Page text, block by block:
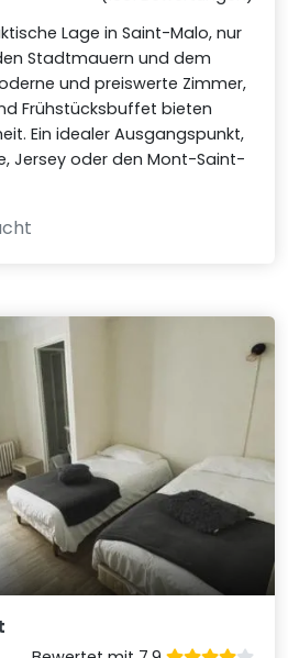
Lage in Saint-Malo, nur
Stadtmauern und dem
und preiswerte Zimmer,
Frühstücksbuffet bieten
Ein idealer Ausgangspunkt,
Jersey oder den Mont-Saint-